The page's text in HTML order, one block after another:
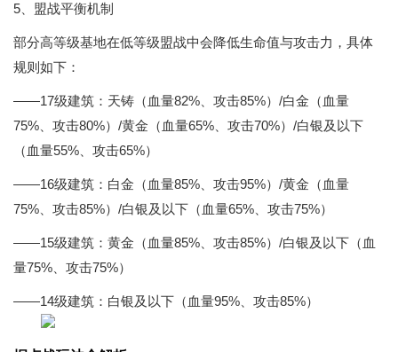
5、盟战平衡机制
部分高等级基地在低等级盟战中会降低生命值与攻击力，具体
规则如下：
——17级建筑：天铸（血量82%、攻击85%）/白金（血量
75%、攻击80%）/黄金（血量65%、攻击70%）/白银及以下
（血量55%、攻击65%）
——16级建筑：白金（血量85%、攻击95%）/黄金（血量
75%、攻击85%）/白银及以下（血量65%、攻击75%）
——15级建筑：黄金（血量85%、攻击85%）/白银及以下（血
量75%、攻击75%）
——14级建筑：白银及以下（血量95%、攻击85%）